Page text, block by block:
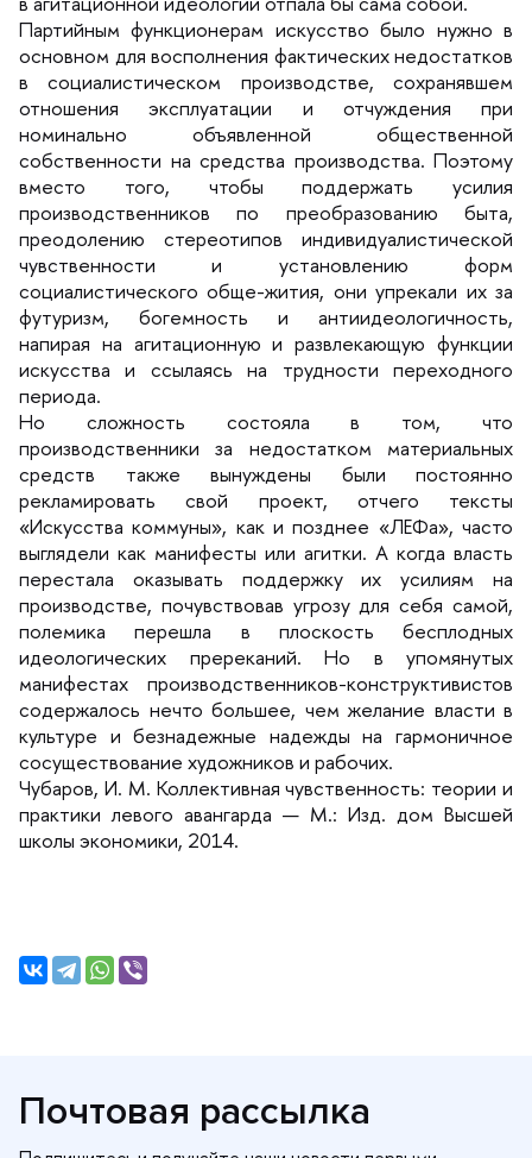
Партийным функционерам искусство было нужно
основном для восполнения фактических недостатко
социалистическом производстве, сохранявшем
отношения эксплуатации и отчуждения при
номинально объявленной общественной
собственности на средства производства. Поэтому
место того, чтобы поддержать усилия
производственников по преобразованию быта,
преодолению стереотипов индивидуалистической
чувственности и установлению форм
социалистического обще-жития, они упрекали их за
футуризм, богемность и антиидеологичность,
напирая на агитационную и развлекающую функции
искусства и ссылаясь на трудности переходного
периода.
Но сложность состояла в том, что
производственники за недостатком материальных
средств также вынуждены были постоянно
рекламировать свой проект, отчего тексты
«Искусства коммуны», как и позднее «ЛЕФа», часто
ыглядели как манифесты или агитки. А когда власть
перестала оказывать поддержку их усилиям на
производстве, почувствовав угрозу для себя самой,
полемика перешла в плоскость бесплодных
идеологических пререканий. Но в упомянутых
манифестах производственников-конструктивисто
содержалось нечто большее, чем желание власти
культуре и безнадежные надежды на гармоничное
сосуществование художников и рабочих.
Чубаров, И. М. Коллективная чувственность: теории и
практики левого авангарда — М.: Изд. дом Высшей
школы экономики, 2014.
Почтовая рассылка